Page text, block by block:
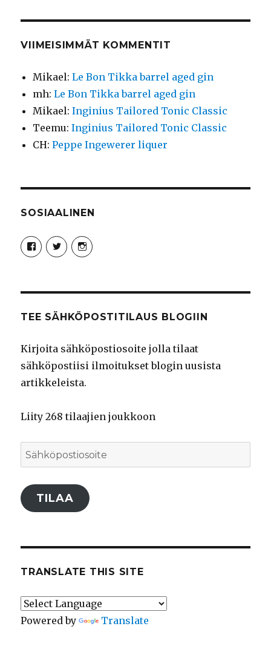
VIIMEISIMMÄT KOMMENTIT
Mikael:Le Bon Tikka barrel aged gin
mh:Le Bon Tikka barrel aged gin
Mikael:Inginius Tailored Tonic Classic
Teemu:Inginius Tailored Tonic Classic
CH:Peppe Ingewerer liquer
SOSIAALINEN
Näytä
Syncro89Photography:n
profiili
Näytä
MikaelJohnsson:n
profiili
Näytä
syncro89:n
TEE SÄHKÖPOSTITILAUS BLOGIIN
Kirjoita sähköpostiosoite jolla tilaat
sähköpostiisi ilmoitukset blogin uusista
artikkeleista.
Liity 268 tilaajien joukkoon
Sähköpostiosoite
TILAA
TRANSLATE THIS SITE
Powered by Translate